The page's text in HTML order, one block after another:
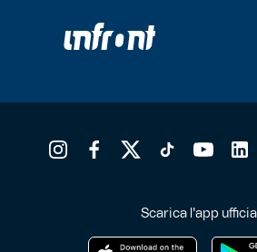
Scarica l'app